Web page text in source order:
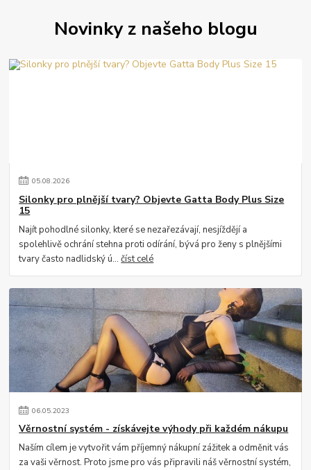
Novinky z našeho blogu
05.08.2026
Silonky pro plnější tvary? Objevte Gatta Body Plus Size
15
Najít pohodlné silonky, které se nezařezávají, nesjíždějí a
spolehlivě ochrání stehna proti odírání, bývá pro ženy s plnějšími
tvary často nadlidský ú...číst celé
06.05.2023
Věrnostní systém - získávejte výhody při každém nákupu
Naším cílem je vytvořit vám příjemný nákupní zážitek a odměnit vás
za vaši věrnost. Proto jsme pro vás připravili náš věrnostní systém,